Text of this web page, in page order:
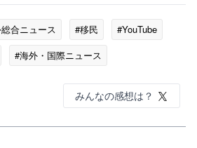
合ニュース #移民
#YouTube
#海外・国際ニュース
みんなの感想は？